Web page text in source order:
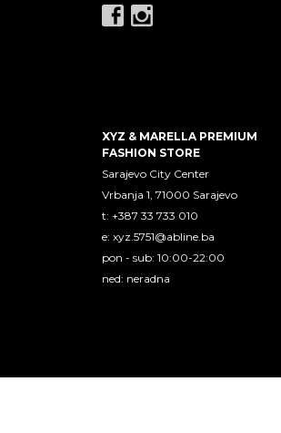
XYZ & MARELLA PREMIUM
FASHION STORE
Sarajevo City Center
Vrbanja 1, 71000 Sarajevo
t: +387 33 733 010
e: xyz.5751@abline.ba
pon - sub: 10:00-22:00
ned: neradna